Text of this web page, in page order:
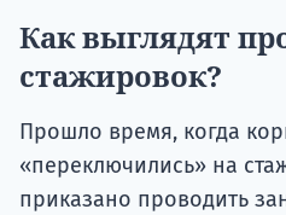
Как выглядят
стажировок?
Прошло время, когда
«переключились» на
приказано проводить